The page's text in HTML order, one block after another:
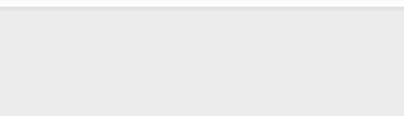
nükleer füzyon roketini ateşledi